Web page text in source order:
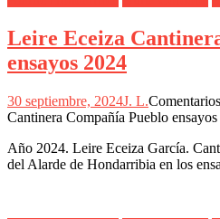
Leire Eceiza
ensayos 2024
30 septiembre, 2024J. L.
Cantinera Compañía Pueblo
Año 2024. Leire Eceiza García.
del Alarde de Hondarribia en los